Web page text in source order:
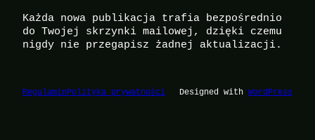
Każda nowa publikacja trafia bezpośrednio
do Twojej skrzynki mailowej, dzięki czemu
nigdy nie przegapisz żadnej aktualizacji.
RegulaminPolityka prywatności Designed with WordPress